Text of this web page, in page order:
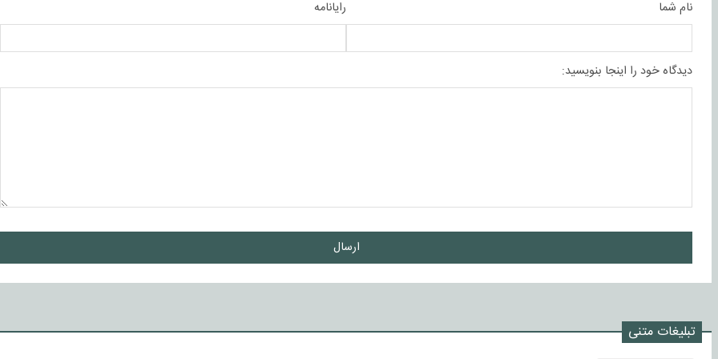
نام شما رایانامه
دیدگاه خود را اینجا بنویسید:
ارسال
تبلیغات متنی